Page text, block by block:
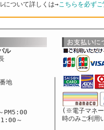
について詳しくは→こちらを必ず
ル
地
PM5:00
～
(※電子マネー
時のみご利用